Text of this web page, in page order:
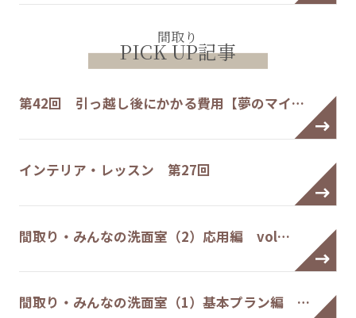
間取り
PICK UP記事
第42回 引っ越し後にかかる費用【夢のマイ…
インテリア・レッスン 第27回
間取り・みんなの洗面室（2）応用編 vol…
間取り・みんなの洗面室（1）基本プラン編 …